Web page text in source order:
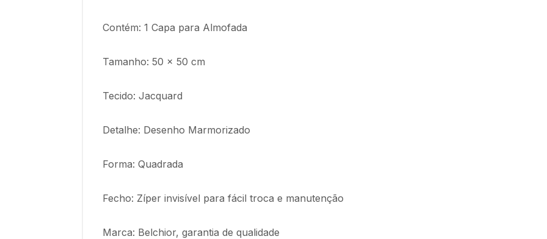
Contém: 1 Capa para Almofada
Tamanho: 50 x 50 cm
Tecido: Jacquard
Detalhe: Desenho Marmorizado
Forma: Quadrada
Fecho: Zíper invisível para fácil troca e manutenção
Marca: Belchior, garantia de qualidade